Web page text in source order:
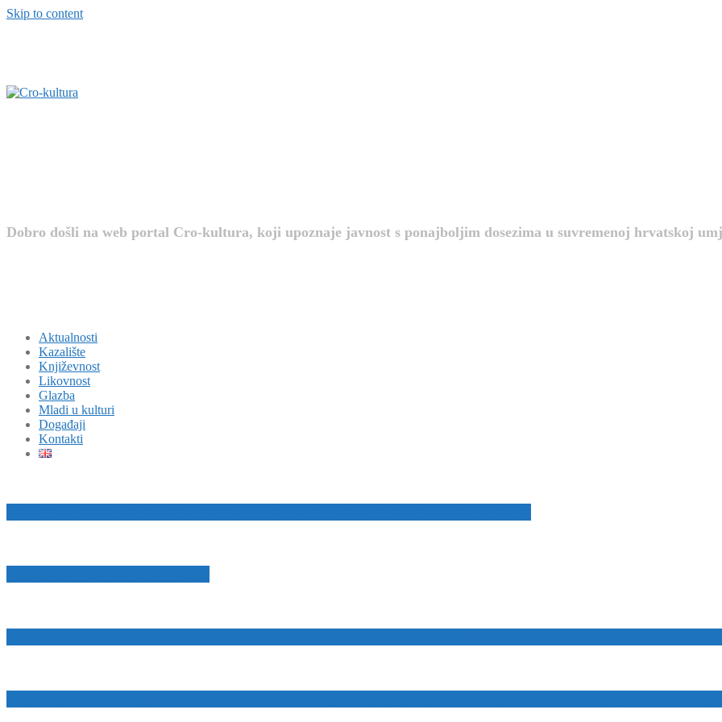
Skip to content
Dobro došli na web portal Cro-kultura, koji upoznaje javnost s ponajboljim dosezima u suvremenoj hrvatskoj
Aktualnosti
Kazalište
Književnost
Likovnost
Glazba
Mladi u kulturi
Događaji
Kontakti